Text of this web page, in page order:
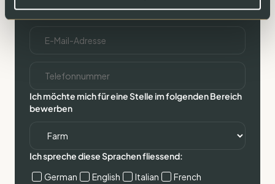
E-Mail-Adresse*
Ich möchte mich für eine Stelle im folgenden Bereich
bewerben
Ich spreche diese Sprachen fliessend:
German
English Italian
French